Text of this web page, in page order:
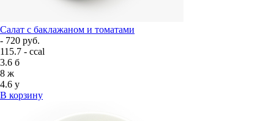
Салат с баклажаном и томатами
- 720 руб.
115.7 - ccal
3.6 б
8 ж
4.6 у
В корзину